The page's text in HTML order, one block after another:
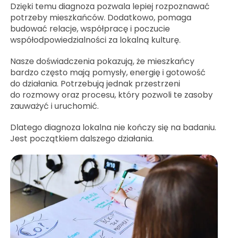
Dzięki temu diagnoza pozwala lepiej rozpoznawać
potrzeby mieszkańców. Dodatkowo, pomaga
budować relacje, współpracę i poczucie
współodpowiedzialności za lokalną kulturę.
Nasze doświadczenia pokazują, że mieszkańcy
bardzo często mają pomysły, energię i gotowość
do działania. Potrzebują jednak przestrzeni
do rozmowy oraz procesu, który pozwoli te zasoby
zauważyć i uruchomić.
Dlatego diagnoza lokalna nie kończy się na badaniu.
Jest początkiem dalszego działania.